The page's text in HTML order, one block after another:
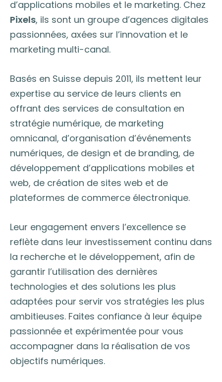
d’applications mobiles et le marketing. Chez
Pixels, ils sont un groupe d’agences digitales
passionnées, axées sur l’innovation et le
marketing multi-canal.
Basés en Suisse depuis 2011, ils mettent leur
expertise au service de leurs clients en
offrant des services de consultation en
stratégie numérique, de marketing
omnicanal, d’organisation d’événements
numériques, de design et de branding, de
développement d’applications mobiles et
web, de création de sites web et de
plateformes de commerce électronique.
Leur engagement envers l’excellence se
reflète dans leur investissement continu dans
la recherche et le développement, afin de
garantir l’utilisation des dernières
technologies et des solutions les plus
adaptées pour servir vos stratégies les plus
ambitieuses. Faites confiance à leur équipe
passionnée et expérimentée pour vous
accompagner dans la réalisation de vos
objectifs numériques.